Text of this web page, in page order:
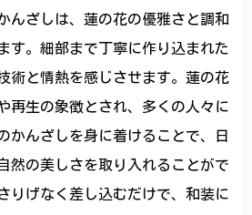
んざしは、蓮の花の優雅さと調和
す。細部まで丁寧に作り込まれた
術と情熱を感じさせます。蓮の花
再生の象徴とされ、多くの人々に
かんざしを身に着けることで、日
然の美しさを取り入れることがで
りげなく差し込むだけで、和装に